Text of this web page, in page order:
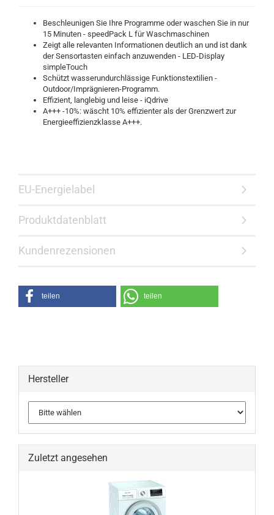
Beschleunigen Sie Ihre Programme oder waschen Sie in nur
15 Minuten - speedPack L für Waschmaschinen
Zeigt alle relevanten Informationen deutlich an und ist dank
der Sensortasten einfach anzuwenden - LED-Display
simpleTouch
Schützt wasserundurchlässige Funktionstextilien -
Outdoor/Imprägnieren-Programm.
Effizient, langlebig und leise - iQdrive
A+++ -10%: wäscht 10% effizienter als der Grenzwert zur
Energieeffizienzklasse A+++.
EU-Energielabel
Produktdatenblatt
Kundenrezensionen
teilen teilen
Hersteller
Zuletzt angesehen